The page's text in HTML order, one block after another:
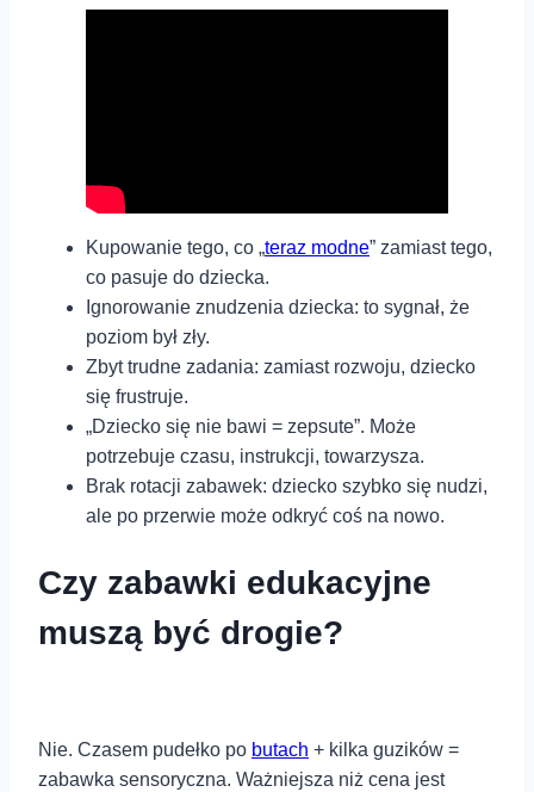
Kupowanie tego, co „teraz modne” zamiast tego,
co pasuje do dziecka.
Ignorowanie znudzenia dziecka: to sygnał, że
poziom był zły.
Zbyt trudne zadania: zamiast rozwoju, dziecko
się frustruje.
„Dziecko się nie bawi = zepsute”. Może
potrzebuje czasu, instrukcji, towarzysza.
Brak rotacji zabawek: dziecko szybko się nudzi,
ale po przerwie może odkryć coś na nowo.
Czy zabawki edukacyjne
muszą być drogie?
Nie. Czasem pudełko po butach + kilka guzików =
zabawka sensoryczna. Ważniejsza niż cena jest